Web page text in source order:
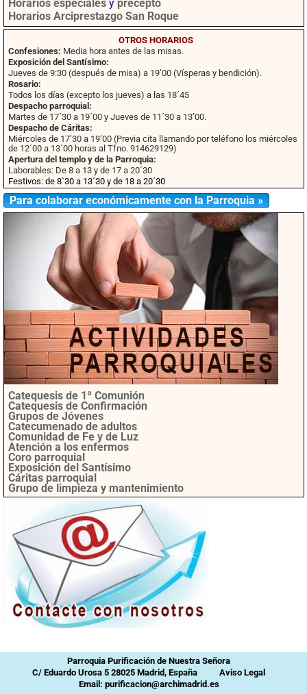
Horarios especiales y precepto
Horarios Arciprestazgo San Roque
OTROS HORARIOS
Confesiones: Media hora antes de las misas.
Exposición del Santísimo:
Jueves de 9:30 (después de misa) a 19’00 (Vísperas y bendición).
Rosario:
Todos los días (excepto los jueves) a las 18´45
Despacho parroquial:
Martes de 17´30 a 19´00 y Jueves de 11´30 a 13’00.
Despacho de Cáritas:
Miércoles de 17’30 a 19’00 (Previa cita llamando por teléfono los miércoles
de 12´00 a 13´00 horas al Tfno. 914629129)
Apertura del templo y de la Parroquia:
Laborables: De 8 a 13 y de 17 a 20´30
Festivos: de 8`30 a 13´30 y de 18 a 20´30
Para colaborar económicamente con la Parroquia »
Catequesis de 1ª Comunión
Catequesis de Confirmación
Grupos de Jóvenes
Catecumenado de adultos
Comunidad de Fe y de Luz
Atención a los enfermos
Coro parroquial
Exposición del Santísimo
Cáritas parroquial
Grupo de limpieza y mantenimiento
Parroquia Purificación de Nuestra Señora
C/ Eduardo Urosa 5 28025 Madrid, España
Aviso Legal
Email: purificacion@archimadrid.es